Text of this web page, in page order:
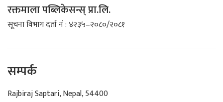
रक्तमाला पब्लिकेसन्स् प्रा.लि.
सूचना विभाग दर्ता नं : ४२३५–२०८०/२०८१
सम्पर्क
Rajbiraj Saptari, Nepal, 54400